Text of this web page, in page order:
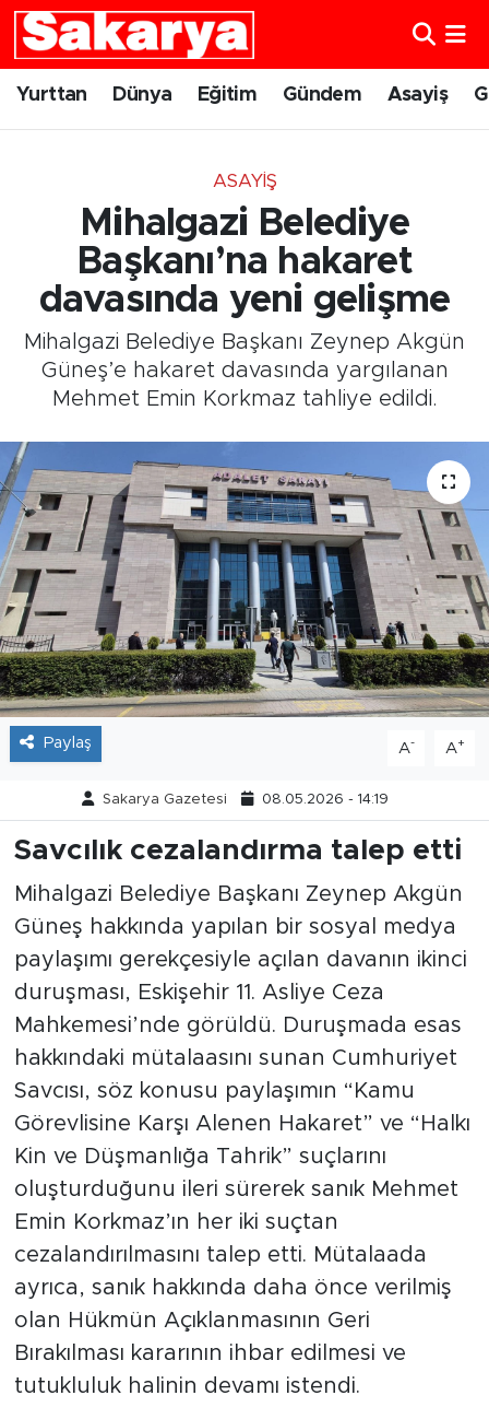
Yurttan Dünya Eğitim Gündem Asayiş
ASAYIŞ
Mihalgazi Belediye
Başkanı’na hakaret
davasında yeni gelişme
Mihalgazi Belediye Başkanı Zeynep Akgün
Güneş’e hakaret davasında yargılanan
Mehmet Emin Korkmaz tahliye edildi.
Paylaş A- A+
Sakarya Gazetesi 08.05.2026 - 14:19
Savcılık cezalandırma talep etti
Mihalgazi Belediye Başkanı Zeynep Akgün
Güneş hakkında yapılan bir sosyal medya
paylaşımı gerekçesiyle açılan davanın ikinci
duruşması, Eskişehir 11. Asliye Ceza
Mahkemesi’nde görüldü. Duruşmada esas
hakkındaki mütalaasını sunan Cumhuriyet
Savcısı, söz konusu paylaşımın “Kamu
Görevlisine Karşı Alenen Hakaret” ve “Halkı
Kin ve Düşmanlığa Tahrik” suçlarını
oluşturduğunu ileri sürerek sanık Mehmet
Emin Korkmaz’ın her iki suçtan
cezalandırılmasını talep etti. Mütalaada
ayrıca, sanık hakkında daha önce verilmiş
olan Hükmün Açıklanmasının Geri
Bırakılması kararının ihbar edilmesi ve
tutukluluk halinin devamı istendi.
Yurttan
Gündem
Eskişehirspor
Spor
Kültür Sanat
Tarihçe
Resmi İlanlar
Söyleşi
Foto Şaka
Teknoloji
Politika
Eskişehir Nöbetçi Eczaneler
Eskişehir Namaz Vakitleri
Eskişehir Trafik Yoğunluk Haritası
Süper Lig Puan Durumu ve Fikstür
Tüm Manşetler
Haber Arşivi